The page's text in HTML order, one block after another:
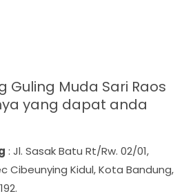
Guling Muda Sari Raos
yang dapat anda
: Jl. Sasak Batu Rt/Rw. 02/01,
Cibeunying Kidul, Kota Bandung,